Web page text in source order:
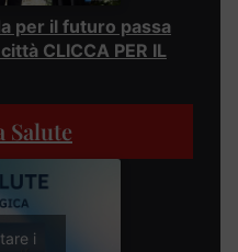
per il futuro passa
CLICCA PER IL
Salute
i